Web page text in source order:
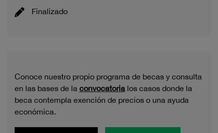
Finalizado
Conoce nuestro propio programa de becas y consulta
en las bases de la convocatoria los casos donde la
beca contempla exención de precios o una ayuda
económica.